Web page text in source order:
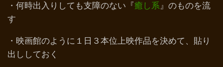
・何時出入りしても支障のない『癒し系 』のものを流
す
・映画館のように１日３本位上映作品を決めて、貼り
出ししておく